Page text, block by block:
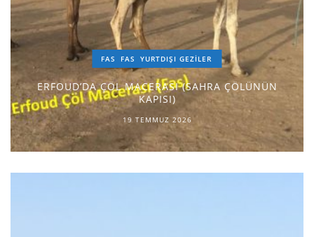
FAS FAS YURTDIŞI GEZILER
ERFOUD’DA ÇÖL MACERASI (SAHRA ÇÖLÜNÜN
KAPISI)
19 TEMMUZ 2026